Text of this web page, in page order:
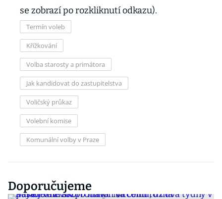
se zobrazí po rozkliknutí odkazu).
Termín voleb
Křížkování
Volba starosty a primátora
Jak kandidovat do zastupitelstva
Voličský průkaz
Volební komise
Komunální volby v Praze
Doporučujeme